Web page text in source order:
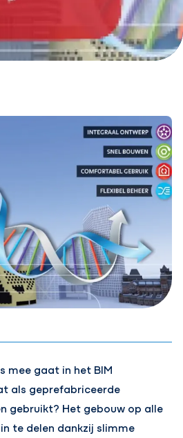
mee gaat in het BIM
als geprefabriceerde
gebruikt? Het gebouw op alle
te delen dankzij slimme